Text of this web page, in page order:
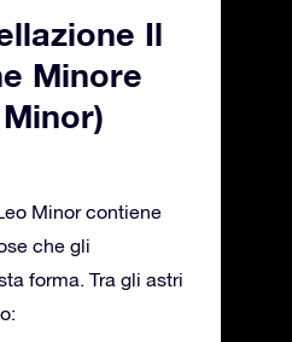
Il
Minore
Minor contiene
che gli
forma. Tra gli astri